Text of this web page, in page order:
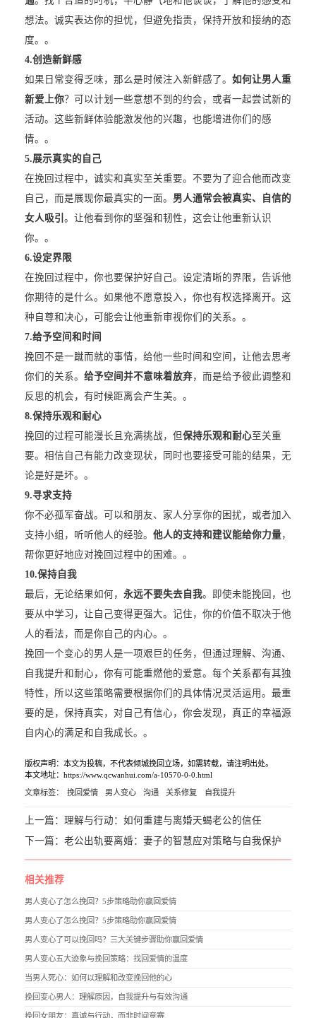
想法。诚实表达你的担忧，但避免指责，保持开放和接纳的态
度。。
4.创造新鲜感
如果日常变得乏味，那么是时候注入新鲜感了。 如何让男人重
新爱上你？可以计划一些意想不到的约会，或者一起尝试新的
活动。这些新鲜体验能激发他的兴趣，也能增进你们的感
情。。
5.展示真实的自己
在挽回过程中，诚实和真实至关重要。不要为了迎合他而改变
自己，而是展现你最真实的一面。 男人通常会被真实、自信的
女人吸引 。让他看到你的坚强和韧性，这会让他重新认识
你。。
6.设定界限
在挽回过程中，你也要保护好自己。设定清晰的界限，告诉他
你期待的是什么。如果他不愿意投入，你也有权选择离开。这
种自尊和决心，可能会让他重新审视你们的关系。。
7.给予空间和时间
挽回不是一蹴而就的事情，给他一些时间和空间，让他去思考
你们的关系。 给予空间并不意味着放弃，而是给予彼此调整和
反思的机会，有时候距离会产生美。。
8.保持乐观和耐心
挽回的过程可能漫长且充满挑战，但保持乐观和耐心至关重
要。相信自己有能力改变现状，同时也要接受可能的结果，无
论是好是坏。。
9.寻求支持
你不必孤军奋战。可以和朋友、家人分享你的困扰，或者加入
支持小组，听听他人的经验。 他人的支持和建议能给你力量，
帮你更好地应对挽回过程中的困难。。
10.保持自我
最后，无论结果如何， 永远不要失去自我。即使未能挽回，也
要从中学习，让自己变得更强大。记住，你的价值不取决于他
人的看法，而是你自己的内心。。
挽回一个变心的男人是一项艰巨的任务，但通过理解、沟通、
自我提升和耐心，你有可能重燃他的爱意。每个关系都有其独
特性，所以这些策略需要根据你们的具体情况灵活运用。最重
要的是，保持真实，对自己有信心，你会发现，真正的幸福源
自内心的满足和自我成长。。
版权声明：本文为投稿，不代表倾城挽回立场，如需转载，请注明出处。
本文地址：https://www.qcwanhui.com/a-10570-0-0.html
文章标签： 挽回爱情 男人变心 沟通 关系修复 自我提升
上一篇： 理解与行动：如何重建与离婚天蝎老公的信任
下一篇： 老公出轨要离婚：妻子的智慧应对策略与自我保护
相关推荐
男人变心了怎么挽回？5步策略助你赢回爱情
男人变心了怎么挽回？5步策略助你赢回爱情
男人变心了可以挽回吗？三大关键步骤助你赢回爱情
男人变心五大迹象与挽回策略：找回爱情的温度
当男人死心：如何以理解和改变挽回他的心
挽回变心男人：理解原因，自我提升与有效沟通
挽回女朋友：真诚与行动，而非时间竞赛